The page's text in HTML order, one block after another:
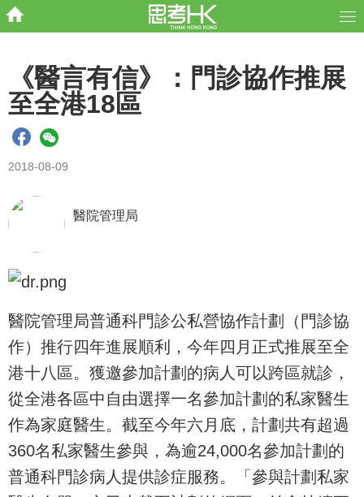
《醫言有信》：門診協作推展
至全港18區
2018-08-09
醫院管理局
醫院管理局普通科門診公私營協作計劃（門診協
作）推行四年進展順利，今年四月正式推展至全
港十八區。獲邀參加計劃的病人可以跨區就診，
從全港各區中自由選擇一名參加計劃的私家醫生
作為家庭醫生。截至今年六月底，計劃共有超過
360名私家醫生參與，為逾24,000名參加計劃的
普通科門診病人提供診症服務。「參與計劃私家